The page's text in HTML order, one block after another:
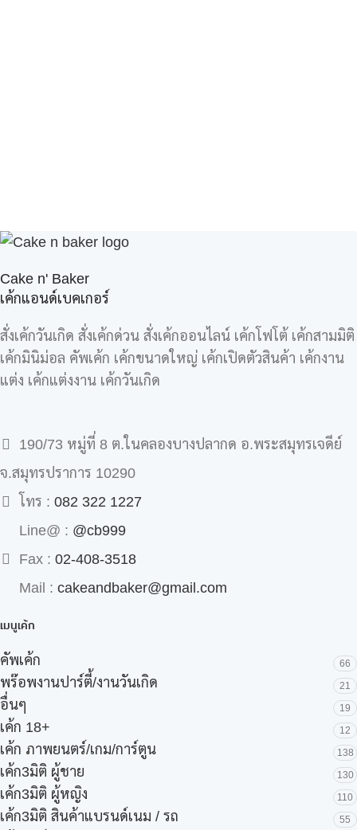
Cake n' Baker
เค้กแอนด์เบคเกอร์
สั่งเค้กวันเกิด สั่งเค้กด่วน สั่งเค้กออนไลน์ เค้กโฟโต้ เค้กสามมิติ
เค้กมินิม่อล คัพเค้ก เค้กขนาดใหญ่ เค้กเปิดตัวสินค้า เค้กงาน
แต่ง เค้กแต่งงาน เค้กวันเกิด
190/73 หมู่ที่ 8 ต.ในคลองบางปลากด อ.พระสมุทรเจดีย์
จ.สมุทรปราการ 10290
โทร : 082 322 1227
Line@ : @cb999
Fax : 02-408-3518
Mail : cakeandbaker@gmail.com
เมนูเค้ก
คัพเค้ก 66
พร๊อพงานปาร์ตี้/งานวันเกิด 21
อื่นๆ 19
เค้ก 18+ 12
เค้ก ภาพยนตร์/เกม/การ์ตูน 138
เค้ก3มิติ ผู้ชาย 130
เค้ก3มิติ ผู้หญิง 110
เค้ก3มิติ สินค้าแบรนด์เนม / รถ 55